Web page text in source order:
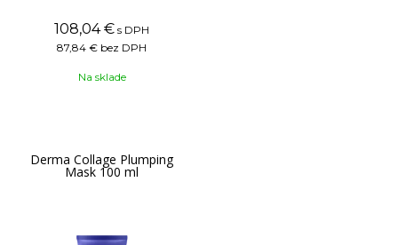
108,04 € s DPH
87,84 € bez DPH
Na sklade
Derma Collage Plumping
Mask 100 ml